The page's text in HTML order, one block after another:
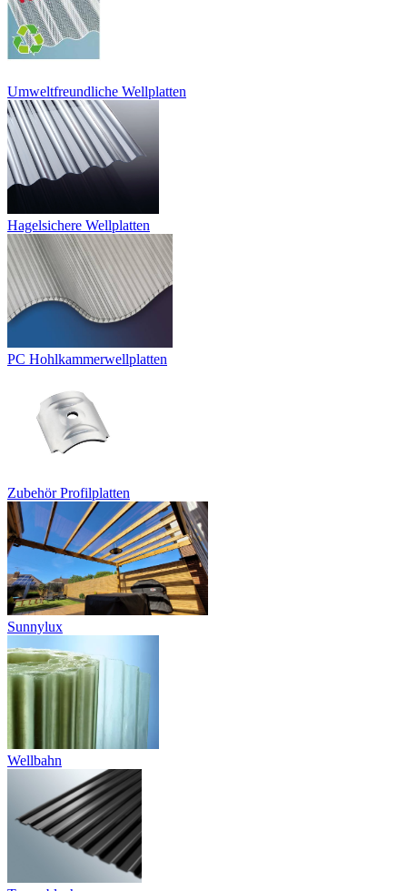
Umweltfreundliche Wellplatten
Hagelsichere Wellplatten
PC Hohlkammerwellplatten
Zubehör Profilplatten
Sunnylux
Wellbahn